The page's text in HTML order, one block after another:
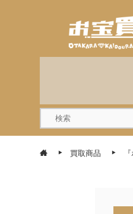
買取商品